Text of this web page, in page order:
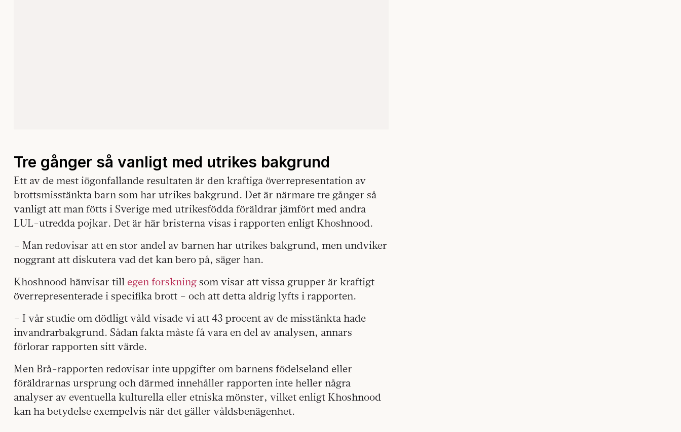
Tre gånger så vanligt med utrikes bakgrund
Ett av de mest iögonfallande resultaten är den kraftiga överrepresentation av
brottsmisstänkta barn som har utrikes bakgrund. Det är närmare tre gånger så
vanligt att man fötts i Sverige med utrikesfödda föräldrar jämfört med andra
LUL-utredda pojkar. Det är här bristerna visas i rapporten enligt Khoshnood.
– Man redovisar att en stor andel av barnen har utrikes bakgrund, men undviker
noggrant att diskutera vad det kan bero på, säger han.
Khoshnood hänvisar till egen forskning som visar att vissa grupper är kraftigt
överrepresenterade i specifika brott – och att detta aldrig lyfts i rapporten.
– I vår studie om dödligt våld visade vi att 43 procent av de misstänkta hade
invandrarbakgrund. Sådan fakta måste få vara en del av analysen, annars
förlorar rapporten sitt värde.
Men Brå-rapporten redovisar inte uppgifter om barnens födelseland eller
föräldrarnas ursprung och därmed innehåller rapporten inte heller några
analyser av eventuella kulturella eller etniska mönster, vilket enligt Khoshnood
kan ha betydelse exempelvis när det gäller våldsbenägenhet.